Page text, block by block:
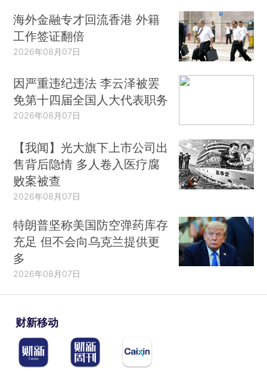
海外金融专才回流香港 外籍
工作签证翻倍
2026年08月07日
因严重违纪违法 李云泽被罢
免第十四届全国人大代表职务
2026年08月07日
【我闻】光大旗下上市公司出
售背后隐情 多人卷入医疗腐
败案被查
2026年08月07日
特朗普坚称美国防空弹药库存
充足 但不会向乌克兰提供更
多
2026年08月07日
财新移动